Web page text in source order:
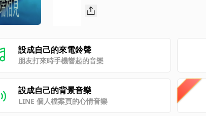
設成自己的來電鈴聲
朋友打來時手機響起的音樂
設成自己的背景音樂
LINE 個人檔案頁的心情音樂